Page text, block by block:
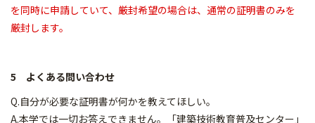
を同時に申請していて、厳封希望の場合は、通常の証明書のみを
厳封します。
5 よくある問い合わせ
Q.自分が必要な証明書が何かを教えてほしい。
A.本学では一切お答えできません。「建築技術教育普及センター」